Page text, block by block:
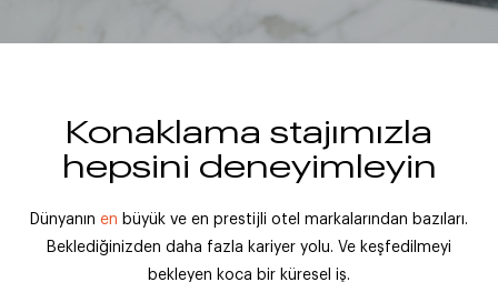
Konaklama stajımızla
hepsini deneyimleyin
Dünyanın en büyük ve en prestijli otel markalarından bazıları.
Beklediğinizden daha fazla kariyer yolu. Ve keşfedilmeyi
bekleyen koca bir küresel iş.